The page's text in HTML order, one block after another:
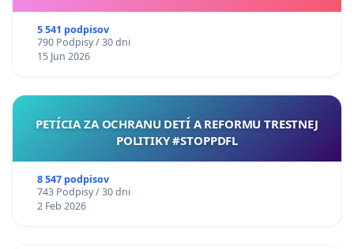
5 541 podpisov
790 Podpisy / 30 dni
15 Jun 2026
PETÍCIA ZA OCHRANU DETÍ A REFORMU TRESTNEJ
POLITIKY #STOPPDFL
8 547 podpisov
743 Podpisy / 30 dni
2 Feb 2026